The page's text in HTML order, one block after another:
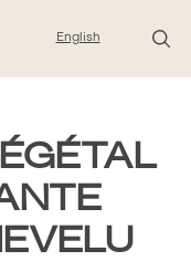
English